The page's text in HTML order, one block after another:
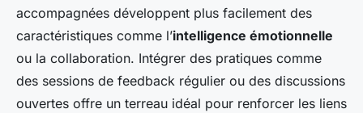
accompagnées développent plus facilement des
caractéristiques comme l’intelligence émotionnelle
ou la collaboration. Intégrer des pratiques comme
des sessions de feedback régulier ou des discussions
ouvertes offre un terreau idéal pour renforcer les liens